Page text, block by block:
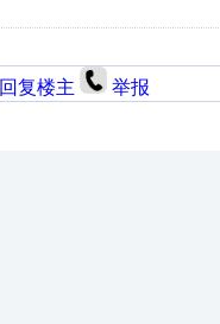
回复楼主 举报